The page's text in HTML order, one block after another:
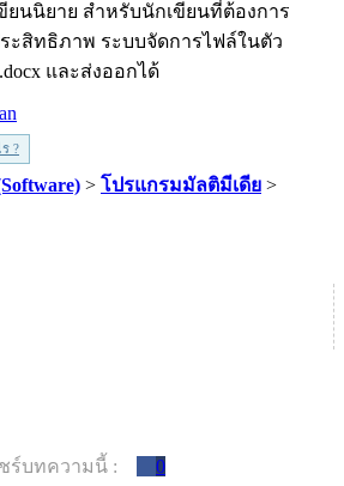
ขียนนิยาย สำหรับนักเขียนที่ต้องการ
ะสิทธิภาพ ระบบจัดการไฟล์ในตัว
และส่งออกได้
?
> โปรแกรมมัลติมีเดีย >
ร์บทความนี้ : 0